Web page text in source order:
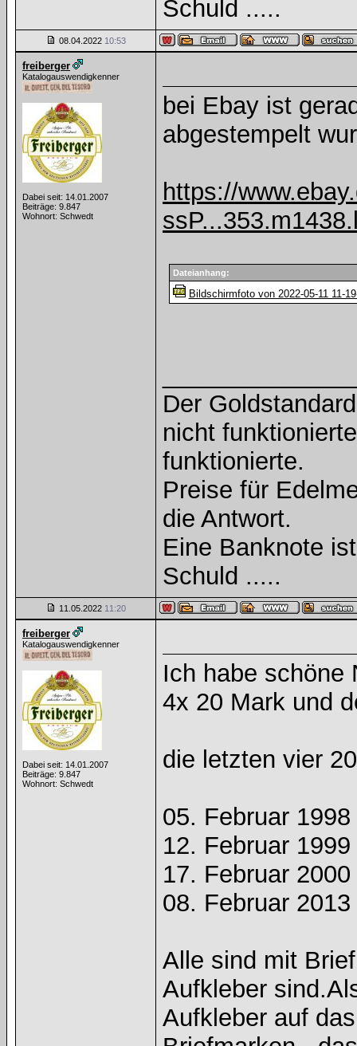
Schuld .....
08.04.2022 10:53
freiberger
Katalogauswendigkenner
Dabei seit: 14.01.2007
Beiträge: 9.847
Wohnort: Schwedt
bei Ebay ist
abgestempelt
https://
Dateianhang:
Bildschirmfoto von 2022-05-11 11-
Der
nicht
funktionierte.
Preise für
die Antwort.
Eine Banknote
Schuld .....
11.05.2022 11:20
freiberger
Katalogauswendigkenner
Dabei seit: 14.01.2007
Beiträge: 9.847
Wohnort: Schwedt
Ich habe schöne
4x 20 Mark und
die letzten vier
05. Februar
12. Februar
17. Februar
08. Februar
Alle sind mit
Aufkleber
Aufkleber auf